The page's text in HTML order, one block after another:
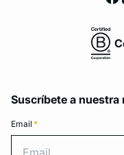
Suscríbete a nuestra
Email *